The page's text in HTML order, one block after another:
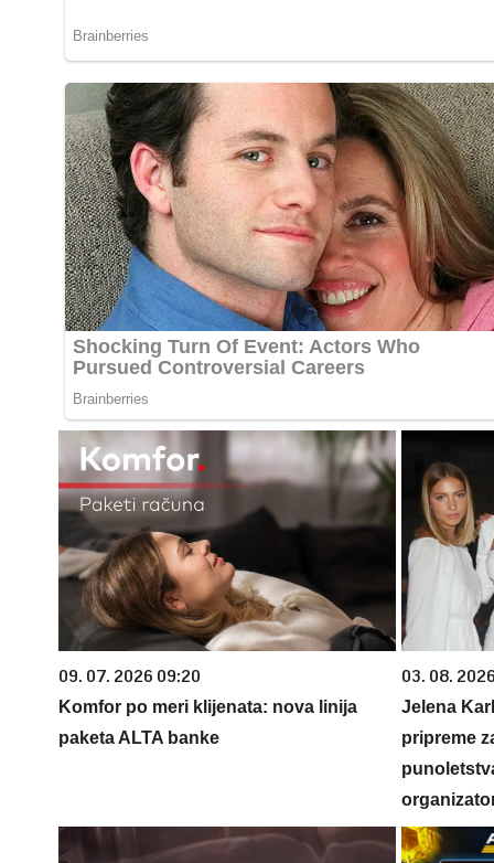
09. 07. 2026 09:20
Komfor po meri klijenata: nova linija
paketa ALTA banke
03. 08.
Jelena
pripreme